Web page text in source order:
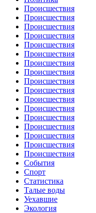
Происшествия
Происшествия
Происшествия
Происшествия
Происшествия
Происшествия
Происшествия
Происшествия
Происшествия
Происшествия
Происшествия
Происшествия
Происшествия
Происшествия
Происшествия
Происшествия
Происшествия
События
Спорт
Статистика
Талые воды
Уехавшие
Экология